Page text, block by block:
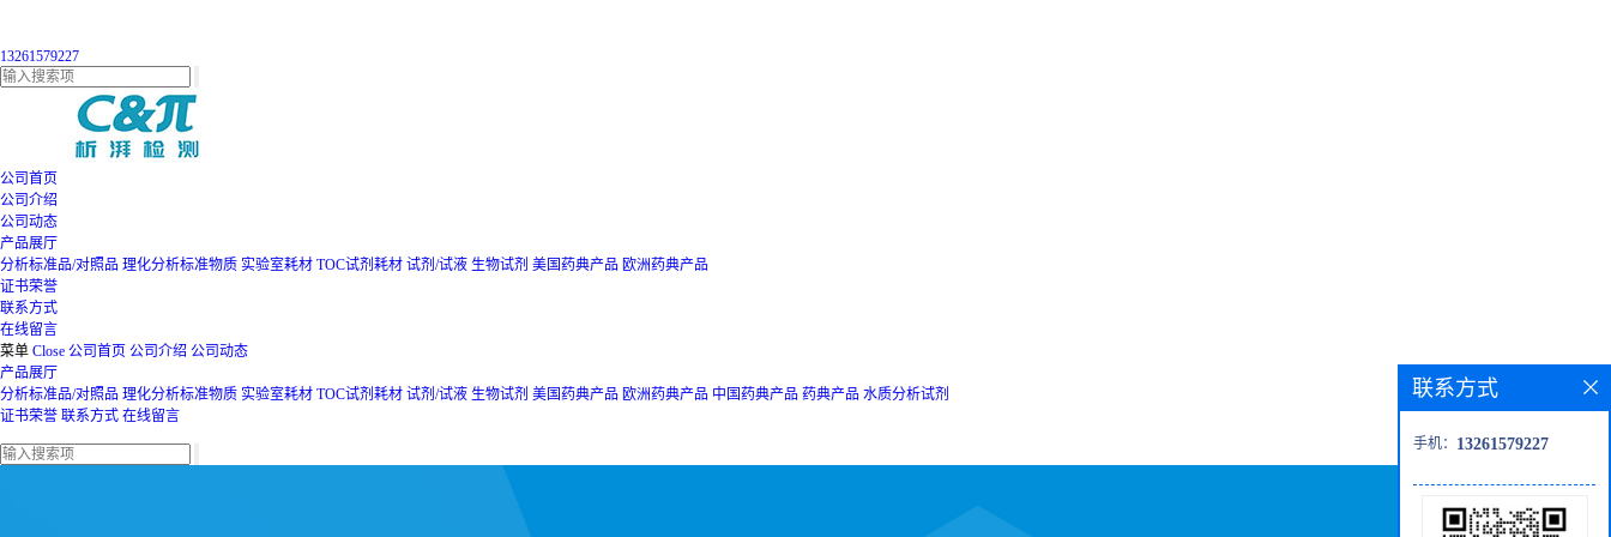
13261579227
公司首页
公司介绍
公司动态
产品展厅
分析标准品/对照品 理化分析标准物质 实验室耗材 TOC试剂耗材 试剂/试液 生物试剂 美国药典产品 欧洲药典产品
证书荣誉
联系方式
在线留言
菜单 Close 公司首页 公司介绍 公司动态
产品展厅
分析标准品/对照品 理化分析标准物质 实验室耗材 TOC试剂耗材 试剂/试液 生物试剂 美国药典产品 欧洲药典产品 中国药典产品 药典产品 水质分析试剂
证书荣誉 联系方式 在线留言
联系方式
手机： 13261579227